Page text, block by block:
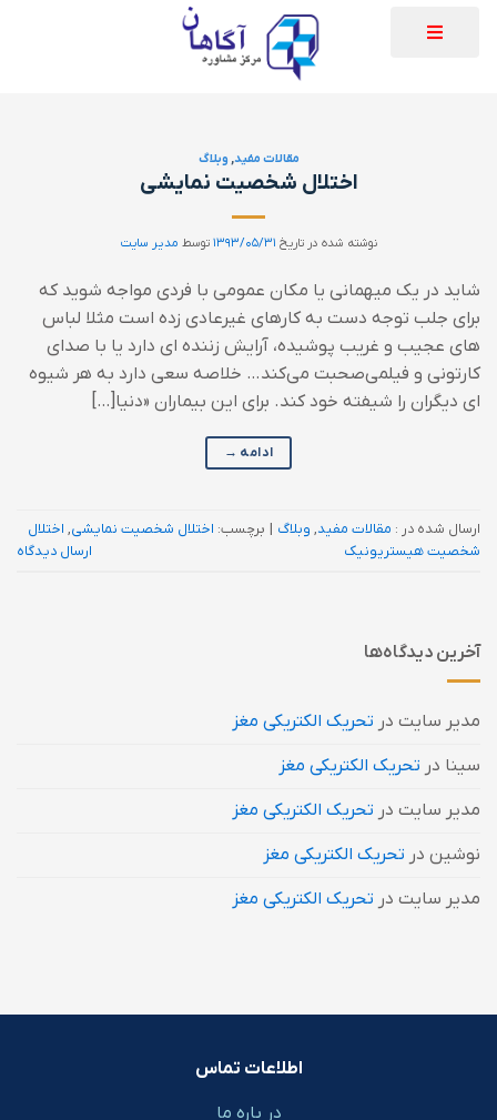
مقالات مفید, وبلاگ
اختلال شخصیت نمایشی
نوشته شده در تاریخ ۱۳۹۳/۰۵/۳۱ توسط مدیر سایت
شاید در یک میهمانی یا مکان عمومی‌ با فردی مواجه شوید که
برای جلب توجه دست به کارهای غیرعادی زده است مثلا لباس
های عجیب و غریب پوشیده، آرایش زننده ای دارد یا با صدای
کارتونی و فیلمی‌صحبت می‌کند… خلاصه سعی دارد به هر شیوه
ای دیگران را شیفته خود کند. برای این بیماران «دنیا[…]
ادامه →
ارسال شده در : مقالات مفید, وبلاگ | برچسب: اختلال شخصیت نمایشی, اختلال
شخصیت هیستریونیک
ارسال دیدگاه
آخرین دیدگاه‌ها
مدیر سایت در تحریک الکتریکی مغز
سینا در تحریک الکتریکی مغز
مدیر سایت در تحریک الکتریکی مغز
نوشین در تحریک الکتریکی مغز
مدیر سایت در تحریک الکتریکی مغز
اطلاعات تماس
در باره ما